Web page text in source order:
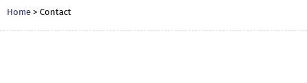
Home > Contact